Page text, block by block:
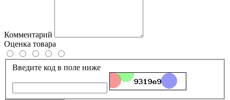
Комментарий
Оценка товара
Введите код в поле ниже